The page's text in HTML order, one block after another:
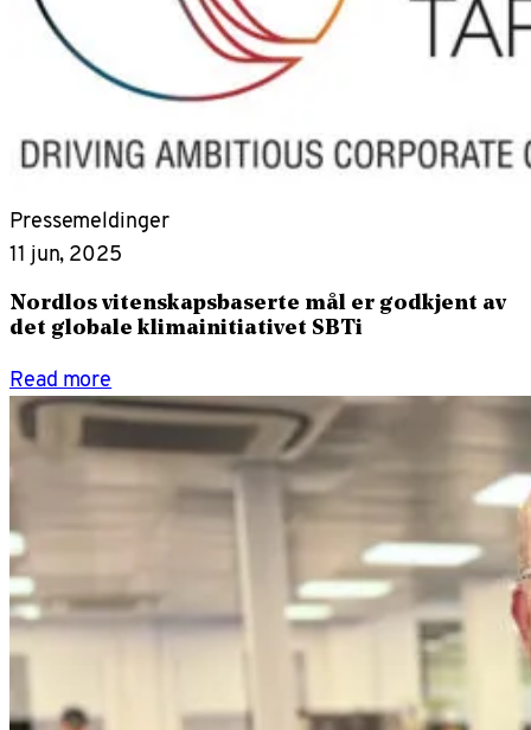
Pressemeldinger
11 jun, 2025
Nordlos vitenskapsbaserte mål er godkjent av
det globale klimainitiativet SBTi
Read more